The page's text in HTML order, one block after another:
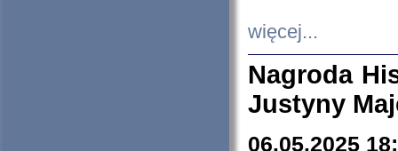
więcej...
Nagroda
Justyny
06.05.2025